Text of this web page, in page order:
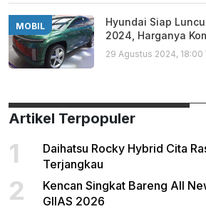
MOBIL
Hyundai Siap
2024, Harganya
29 Agustus 2024, 18:00
Artikel Terpopuler
1
Daihatsu Rocky Hybrid Cita
Terjangkau
2
Kencan Singkat Bareng All
GIIAS 2026